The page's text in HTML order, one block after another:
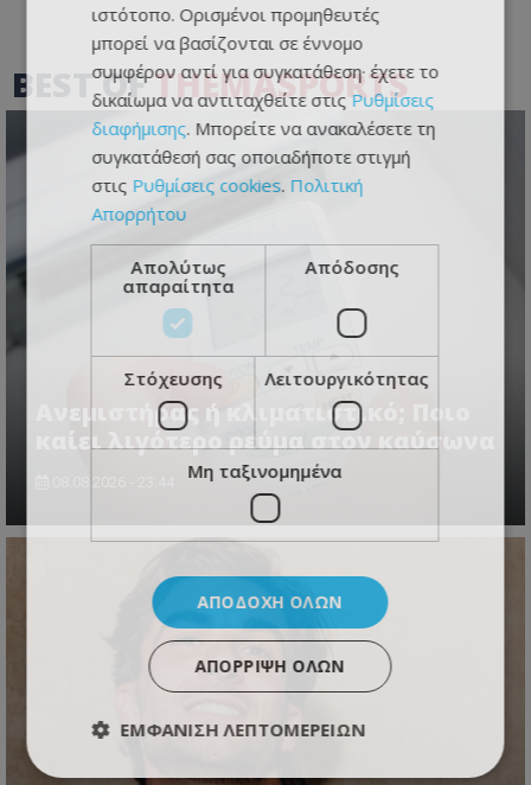
BEST OFTHEMASPORTS
Ανεμιστήρας ή κλιματιστικό; Ποιο
καίει λιγότερο ρεύμα στον καύσωνα
ιστότοπο. Ορισμένοι προμηθευτές
μπορεί να βασίζονται σε έννομο
συμφέρον αντί για συγκατάθεση· έχετε το
δικαίωμα να αντιταχθείτε στις Ρυθμίσεις
διαφήμισης. Μπορείτε να ανακαλέσετε τη
συγκατάθεσή σας οποιαδήποτε στιγμή
στις Ρυθμίσεις cookies. Πολιτική
Απορρήτου
Απολύτως
απαραίτητα
Απόδοσης
Στόχευσης Λειτουργικότητας
Μη ταξινομημένα
ΑΠΟΔΟΧΉ ΌΛΩΝ
ΑΠΌΡΡΙΨΗ ΌΛΩΝ
ΕΜΦΆΝΙΣΗ ΛΕΠΤΟΜΕΡΕΙΏΝ